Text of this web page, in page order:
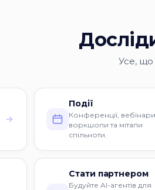
Усе, що
Події
Конференції,
воркшопи та мітапи
спільноти.
Стати партнером
Будуйте AI-агентів для